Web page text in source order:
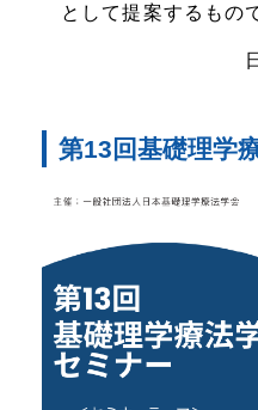
として提案するもの
第13回基礎理学